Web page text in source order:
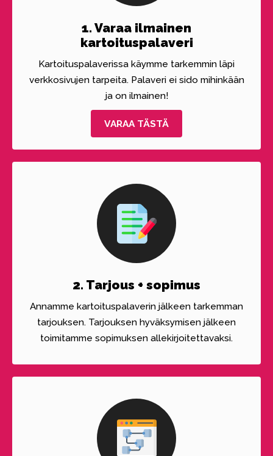
1. Varaa ilmainen
kartoituspalaveri
Kartoituspalaverissa käymme tarkemmin läpi
verkkosivujen tarpeita. Palaveri ei sido mihinkään
ja on ilmainen!
VARAA TÄSTÄ
2. Tarjous + sopimus
Annamme kartoituspalaverin jälkeen tarkemman
tarjouksen. Tarjouksen hyväksymisen jälkeen
toimitamme sopimuksen allekirjoitettavaksi.